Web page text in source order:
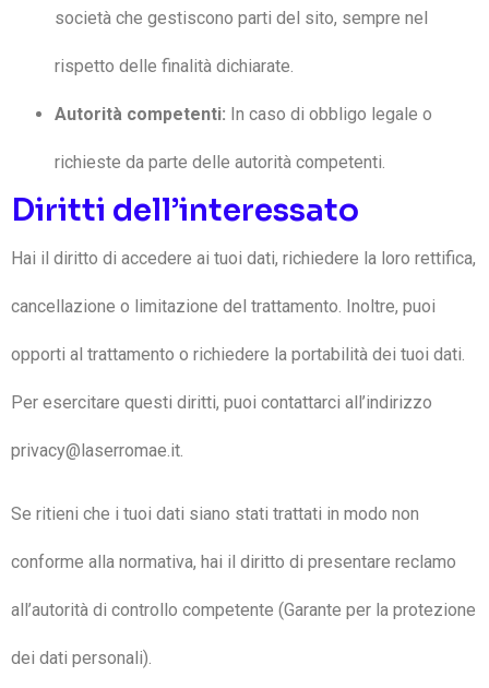
società che gestiscono parti del sito, sempre nel
rispetto delle finalità dichiarate.
Autorità competenti: In caso di obbligo legale o
richieste da parte delle autorità competenti.
Diritti dell’interessato
Hai il diritto di accedere ai tuoi dati, richiedere la loro rettifica,
cancellazione o limitazione del trattamento. Inoltre, puoi
opporti al trattamento o richiedere la portabilità dei tuoi dati.
Per esercitare questi diritti, puoi contattarci all’indirizzo
privacy@laserromae.it.
Se ritieni che i tuoi dati siano stati trattati in modo non
conforme alla normativa, hai il diritto di presentare reclamo
all’autorità di controllo competente (Garante per la protezione
dei dati personali).